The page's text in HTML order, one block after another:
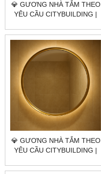
💎 GƯƠNG NHÀ TẮM THEO
YÊU CẦU CITYBUILDING |
GIÁ GƯƠNG NHÀ TẮM XÃ
NGHĨA THÀNH TP.HCM
💎 GƯƠNG NHÀ TẮM THEO
YÊU CẦU CITYBUILDING |
GIÁ GƯƠNG NHÀ TẮM XÃ